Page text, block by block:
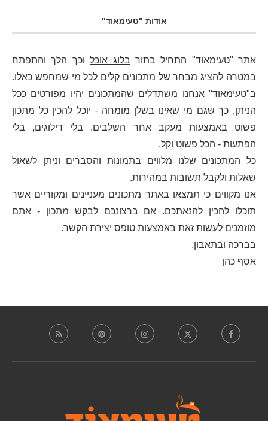
אודות "טעימאוד"
אתר "טעימאוד" התחיל בתור בלוג אוכלוכך הלך והתפתח
במטרה להציג מבחר של מתכונים קלים לכל מי שמחפש כאלו.
ב"טעימאוד" אנחנו משתדלים שהמתכונים יהיו מפורטים ככל
הניתן, כך שגם מי שאינו בשלן מומחה - יוכל להכין כל מתכון
פשוט באמצעות מעקב אחר השלבים. בלי דילוגים, בלי
הפתעות - הכל פשוט וקל.
כל המתכונים שלנו מלווים בתמונות והסברים וניתן לשאול
שאלות ולקבל תשובות במהירות.
אנו מקווים כי תמצאו באתר מתכונים מעניינים ומקוריים אשר
תוכלו להכין להנאתכם. אם ברצונכם לבקש מתכון - אתם
מוזמנים לעשות זאת באמצעות טופס יצירת הקשר.
בברכה ובתאבון,
אסף כהן